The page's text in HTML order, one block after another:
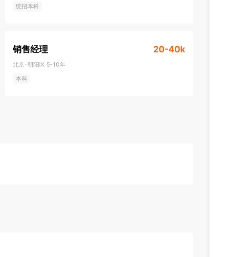
统招本科
销售经理 20-40k
北京-朝阳区 5-10年
本科